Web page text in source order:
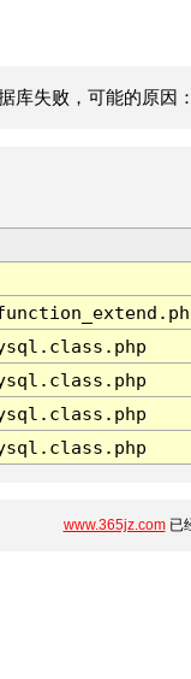
库失败，可能的原因
www.365jz.com已